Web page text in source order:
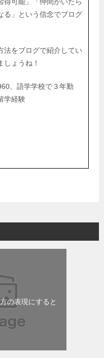
る」という信念でブログ
法をブログで紹介してい
しょうね！
、語学学校で３年勤
学経験
の表現にすると